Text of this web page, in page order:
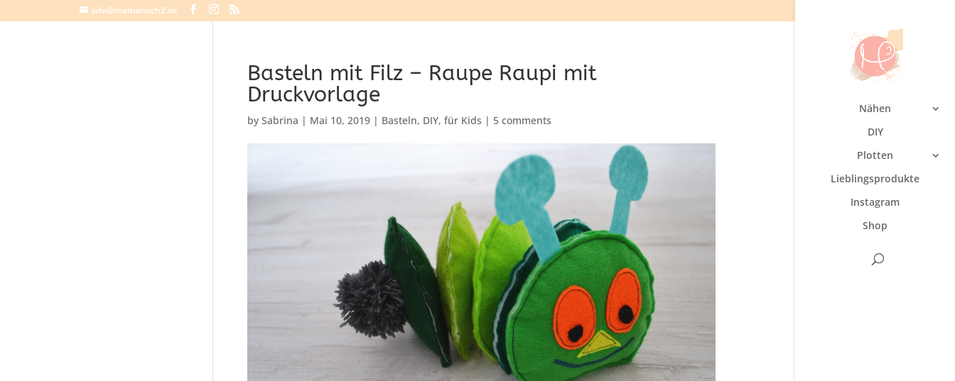
info@mamahoch2.de
Nähen
DIY
Plotten
Lieblingsprodukte
Instagram
Shop
Basteln mit Filz – Raupe Raupi mit
Druckvorlage
bySabrina | Mai 10, 2019 | Basteln, DIY,für Kids | 5 comments